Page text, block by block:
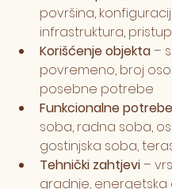
površina,
infrastruktura, pristup
Korišćenje objekta –
povremeno, broj
posebne potrebe
Funkcionalne potrebe
soba, radna soba,
gostinjska soba,
Tehnički zahtjevi –
gradnje, energetska